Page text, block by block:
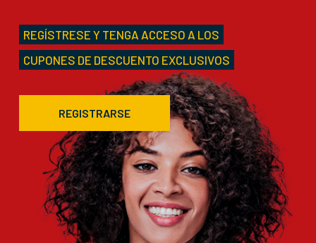
REGÍSTRESE Y TENGA ACCESO A LOS
CUPONES DE DESCUENTO EXCLUSIVOS
REGISTRARSE